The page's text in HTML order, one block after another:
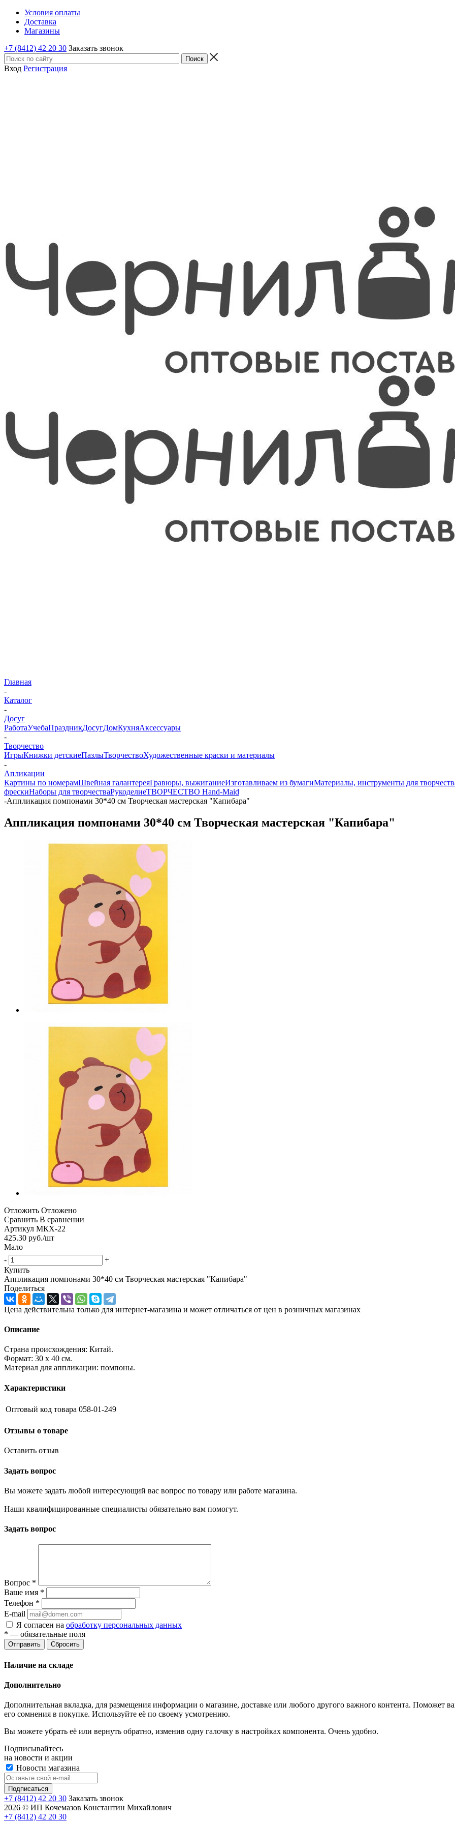
Условия оплаты
Доставка
Магазины
+7 (8412) 42 20 30 Заказать звонок
Вход Регистрация
Главная
-
Каталог
-
Досуг
РаботаУчебаПраздникДосугДомКухняАксессуары
-
Творчество
ИгрыКнижки детскиеПазлыТворчествоХудожественные краски и материалы
-
Апликации
Картины по номерамШвейная галантереяГравюры, выжиганиеИзготавливаем из бумагиМатериалы, инструменты для
фрескиНаборы для творчестваРукоделиеТВОРЧЕСТВО Hand-Maid
-Аппликация помпонами 30*40 см Творческая мастерская "Капибара"
Аппликация помпонами 30*40 см Творческая мастерская "Капибара"
Отложить Отложено
Сравнить В сравнении
Артикул МКХ-22
425.30 руб./шт
Мало
-
+
Купить
Аппликация помпонами 30*40 см Творческая мастерская "Капибара"
Поделиться
Цена действительна только для интернет-магазина и может отличаться от цен в розничных магазинах
Описание
Страна происхождения: Китай.
Формат: 30 х 40 см.
Материал для аппликации: помпоны.
Характеристики
Оптовый код товара 058-01-249
Отзывы о товаре
Оставить отзыв
Задать вопрос
Вы можете задать любой интересующий вас вопрос по товару или работе магазина.
Наши квалифицированные специалисты обязательно вам помогут.
Задать вопрос
Вопрос *
Ваше имя *
Телефон *
E-mail
Я согласен на обработку персональных данных
* — обязательные поля
Отправить Сбросить
Наличие на складе
Дополнительно
Дополнительная вкладка, для размещения информации о магазине, доставке или любого другого важного контента. Поможет
его сомнения в покупке. Используйте её по своему усмотрению.
Вы можете убрать её или вернуть обратно, изменив одну галочку в настройках компонента. Очень удобно.
Подписывайтесь
на новости и акции
Новости магазина
+7 (8412) 42 20 30 Заказать звонок
2026 © ИП Кочемазов Константин Михайлович
+7 (8412) 42 20 30